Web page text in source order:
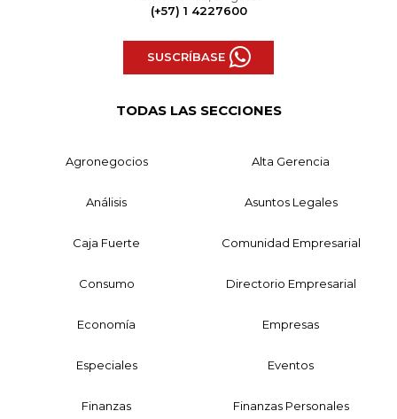
(+57) 1 4227600
SUSCRÍBASE
TODAS LAS SECCIONES
Agronegocios Alta Gerencia
Análisis Asuntos Legales
Caja Fuerte Comunidad Empresarial
Consumo Directorio Empresarial
Economía Empresas
Especiales Eventos
Finanzas Finanzas Personales